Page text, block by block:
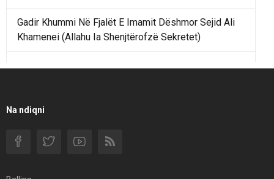
Gadir Khummi Në Fjalët E Imamit Dëshmor Sejid Ali
Khamenei (Allahu Ia Shenjtërofzë Sekretet)
Filmi I Shkurtër Iranian “Pasta Alfredo” Ka Udhëtuar
Na ndiqni